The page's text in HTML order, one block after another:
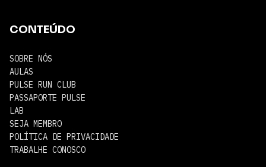
CONTEÚDO
SOBRE NÓS
AULAS
PULSE RUN CLUB
PASSAPORTE PULSE
LAB
SEJA MEMBRO
POLÍTICA DE PRIVACIDADE
TRABALHE CONOSCO